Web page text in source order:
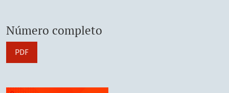
Número completo
PDF